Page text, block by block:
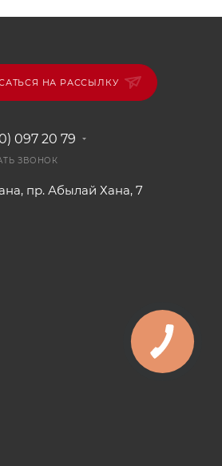
НА РАССЫЛКУ
097 20 79
ЗВОНОК
пр. Абылай Хана, 7